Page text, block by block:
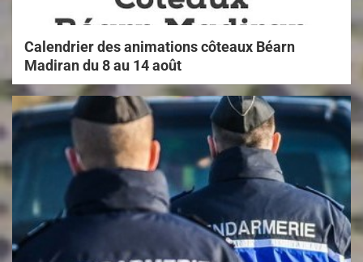
Calendrier des animations côteaux Béarn
Madiran du 8 au 14 août